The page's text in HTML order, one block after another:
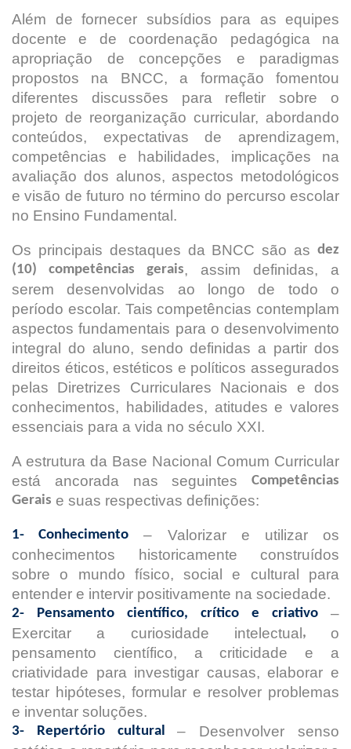
Além de fornecer subsídios para as equipes
docente e de coordenação pedagógica na
apropriação de concepções e paradigmas
propostos na BNCC, a formação fomentou
diferentes discussões para refletir sobre o
projeto de reorganização curricular, abordando
conteúdos, expectativas de aprendizagem,
competências e habilidades, implicações na
avaliação dos alunos, aspectos metodológicos
e visão de futuro no término do percurso escolar
no Ensino Fundamental.
Os principais destaques da BNCC são as dez
(10) competências gerais, assim definidas, a
serem desenvolvidas ao longo de todo o
período escolar. Tais competências contemplam
aspectos fundamentais para o desenvolvimento
integral do aluno, sendo definidas a partir dos
direitos éticos, estéticos e políticos assegurados
pelas Diretrizes Curriculares Nacionais e dos
conhecimentos, habilidades, atitudes e valores
essenciais para a vida no século XXI.
A estrutura da Base Nacional Comum Curricular
está ancorada nas seguintes Competências
Gerais e suas respectivas definições:
1- Conhecimento – Valorizar e utilizar os
conhecimentos historicamente construídos
sobre o mundo físico, social e cultural para
entender e intervir positivamente na sociedade.
2- Pensamento científico, crítico e criativo –
Exercitar a curiosidade intelectual , o
pensamento científico, a criticidade e a
criatividade para investigar causas, elaborar e
testar hipóteses, formular e resolver problemas
e inventar soluções.
3- Repertório cultural– Desenvolver senso